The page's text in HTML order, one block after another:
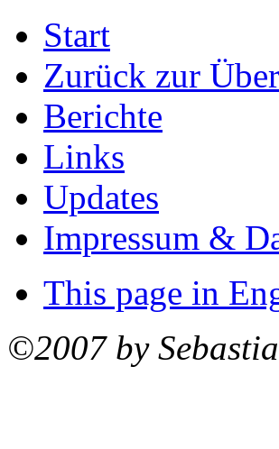
Start
Zurück zur
Berichte
Links
Updates
Impressum &
This page in
©2007 by